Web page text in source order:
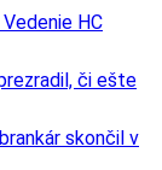
HC
či ešte
skončil v